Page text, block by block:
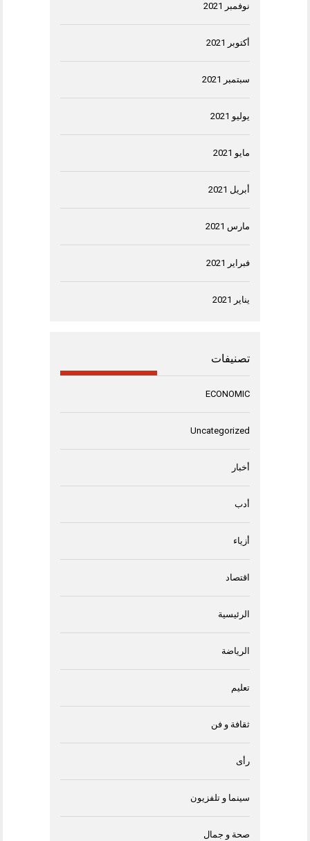
نوفمبر 2021
أكتوبر 2021
سبتمبر 2021
يوليو 2021
مايو 2021
أبريل 2021
مارس 2021
فبراير 2021
يناير 2021
تصنيفات
ECONOMIC
Uncategorized
أخبار
أدب
أزياء
اقتصاد
الرئيسية
الرياضة
تعليم
ثقافة و فن
رأى
سينما و تلفزيون
صحة و جمال